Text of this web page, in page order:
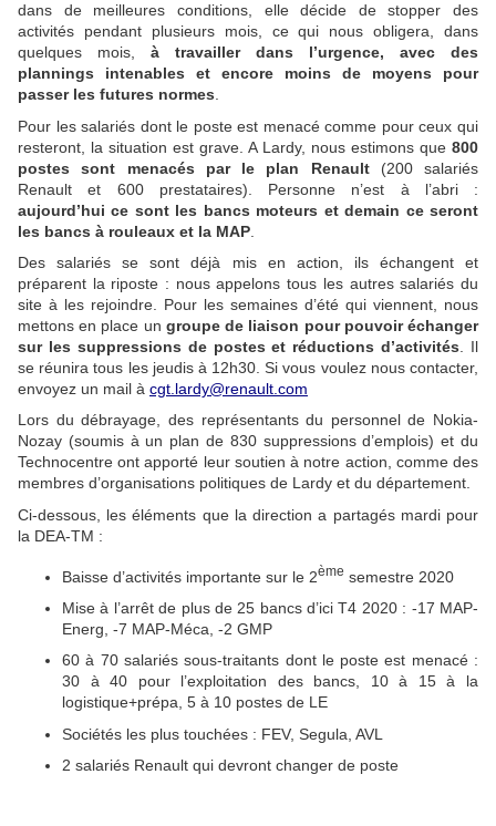
dans de meilleures conditions, elle décide de stopper des
activités pendant plusieurs mois, ce qui nous obligera, dans
quelques mois, à travailler dans l’urgence, avec des
plannings intenables et encore moins de moyens pour
passer les futures normes
Pour les salariés dont le poste est menacé comme pour ceux qui
resteront, la situation est grave. A Lardy, nous estimons que 800
postes sont menacés par le plan Renault(200 salariés
Renault et 600 prestataires). Personne n’est à l’abri :
aujourd’hui ce sont les bancs moteurs et demain ce seront
les bancs à rouleaux et la MAP
Des salariés se sont déjà mis en action, ils échangent et
préparent la riposte : nous appelons tous les autres salariés du
site à les rejoindre. Pour les semaines d’été qui viennent, nous
mettons en place un groupe de liaison pour pouvoir échanger
sur les suppressions de postes et réductions d’activités . Il
se réunira tous les jeudis à 12h30. Si vous voulez nous contacter,
envoyez un mail à cgt.lardy@renault.com
Lors du débrayage, des représentants du personnel de Nokia-
Nozay (soumis à un plan de 830 suppressions d’emplois) et du
Technocentre ont apporté leur soutien à notre action, comme des
membres d’organisations politiques de Lardy et du département.
Ci-dessous, les éléments que la direction a partagés mardi pour
la DEA-TM :
Baisse d’activités importante sur le 2ème semestre 2020
Mise à l’arrêt de plus de 25 bancs d’ici T4 2020 : -17 MAP-
Energ, -7 MAP-Méca, -2 GMP
60 à 70 salariés sous-traitants dont le poste est menacé :
30 à 40 pour l’exploitation des bancs, 10 à 15 à la
logistique+prépa, 5 à 10 postes de LE
Sociétés les plus touchées : FEV, Segula, AVL
2 salariés Renault qui devront changer de poste